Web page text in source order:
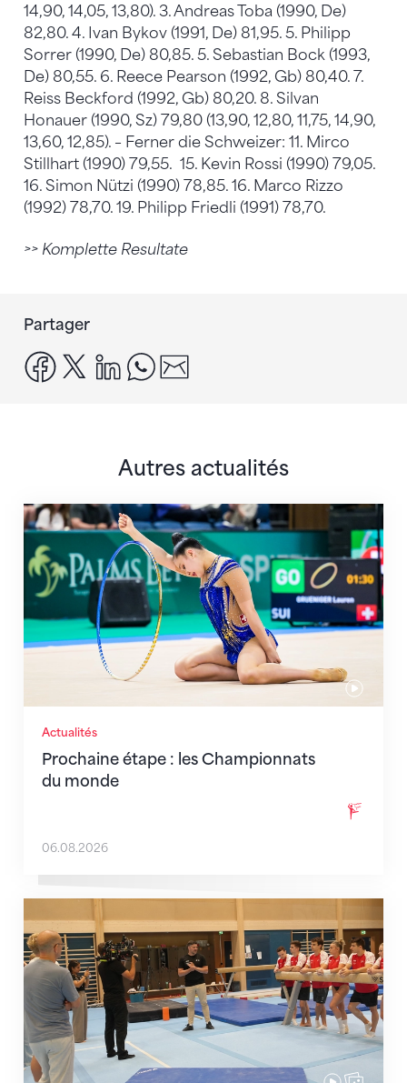
14,90, 14,05, 13,80). 3. Andreas Toba (1990, De)
82,80. 4. Ivan Bykov (1991, De) 81,95. 5. Philipp
Sorrer (1990, De) 80,85. 5. Sebastian Bock (1993,
De) 80,55. 6. Reece Pearson (1992, Gb) 80,40. 7.
Reiss Beckford (1992, Gb) 80,20. 8. Silvan
Honauer (1990, Sz) 79,80 (13,90, 12,80, 11,75, 14,90,
13,60, 12,85). – Ferner die Schweizer: 11. Mirco
Stillhart (1990) 79,55. 15. Kevin Rossi (1990) 79,05.
16. Simon Nützi (1990) 78,85. 16. Marco Rizzo
(1992) 78,70. 19. Philipp Friedli (1991) 78,70.
>> Komplette Resultate
Partager
facebook
x linkedinwhatsapp
Autres actualités
Actualités
Prochaine étape : les Championnats
du monde
Prochaine étape : les Championnats du monde
06.08.2026
En route pour Zagreb avec des objectifs clairs